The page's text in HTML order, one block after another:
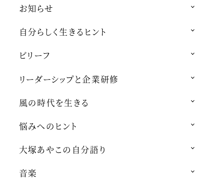
お知らせ
自分らしく生きるヒント
ビリーフ
リーダーシップと企業研修
風の時代を生きる
悩みへのヒント
大塚あやこの自分語り
音楽